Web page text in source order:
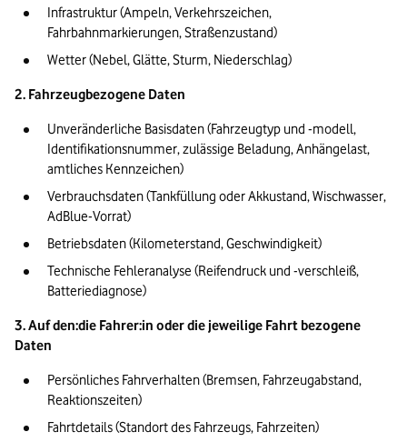
Infrastruktur (Ampeln, Verkehrszeichen,
Fahrbahnmarkierungen, Straßenzustand)
Wetter (Nebel, Glätte, Sturm, Niederschlag)
2. Fahrzeugbezogene Daten
Unveränderliche Basisdaten (Fahrzeugtyp und -modell,
Identifikationsnummer, zulässige Beladung, Anhängelast,
amtliches Kennzeichen)
Verbrauchsdaten (Tankfüllung oder Akkustand, Wischwasser,
AdBlue-Vorrat)
Betriebsdaten (Kilometerstand, Geschwindigkeit)
Technische Fehleranalyse (Reifendruck und -verschleiß,
Batteriediagnose)
3. Auf den:die Fahrer:in oder die jeweilige Fahrt bezogene
Daten
Persönliches Fahrverhalten (Bremsen, Fahrzeugabstand,
Reaktionszeiten)
Fahrtdetails (Standort des Fahrzeugs, Fahrzeiten)